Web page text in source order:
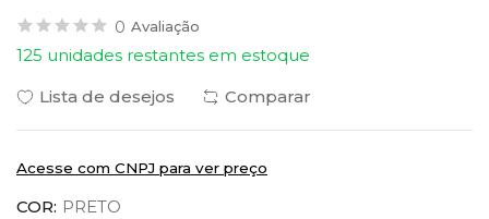
0 Avaliação
125 unidades restantes em estoque
Lista de desejos
Comparar
Acesse com CNPJ para ver preço
COR: PRETO